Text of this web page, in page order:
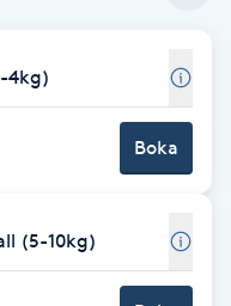
4kg)
Boka
(5-10kg)